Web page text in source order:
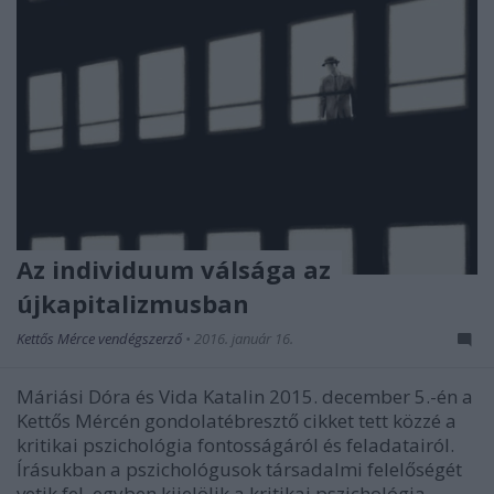
Az individuum válsága az
újkapitalizmusban
Kettős Mérce vendégszerző • 2016. január 16.
Máriási Dóra és Vida Katalin 2015. december 5.-én a
Kettős Mércén gondolatébresztő cikket tett közzé a
kritikai pszichológia fontosságáról és feladatairól.
Írásukban a pszichológusok társadalmi felelőségét